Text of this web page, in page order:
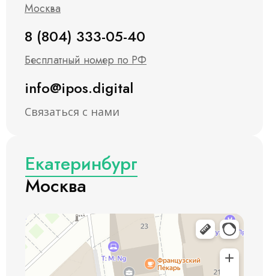
Москва
8 (804) 333-05-40
Бесплатный номер по РФ
info@ipos.digital
Связаться с нами
Екатеринбург
Москва